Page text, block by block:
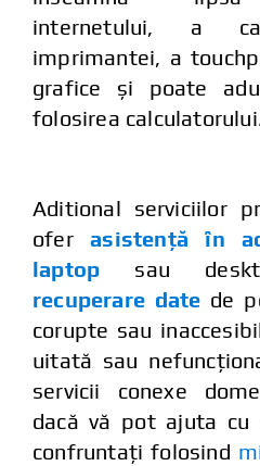
internetului, a
imprimantei, a
grafice și poate
folosirea
Aditional serviciilor
oferasistență în
laptop sau
recuperare date de
corupte sau
uitată sau
servicii conexe
dacă vă pot ajuta cu
confruntați folosind